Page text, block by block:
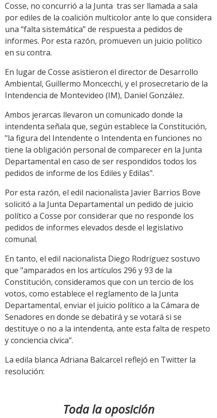
Cosse, no concurrió a la Junta tras ser llamada a sala
por ediles de la coalición multicolor ante lo que considera
una “falta sistemática” de respuesta a pedidos de
informes. Por esta razón, promueven un juicio político
en su contra.
En lugar de Cosse asistieron el director de Desarrollo
Ambiental, Guillermo Moncecchi, y el prosecretario de la
Intendencia de Montevideo (IM), Daniel González.
Ambos jerarcas llevaron un comunicado donde la
intendenta señala que, según establece la Constitución,
"la figura del Intendente o Intendenta en funciones no
tiene la obligación personal de comparecer en la Junta
Departamental en caso de ser respondidos todos los
pedidos de informe de los Ediles y Edilas".
Por esta razón, el edil nacionalista Javier Barrios Bove
solicitó a la Junta Departamental un pedido de juicio
político a Cosse por considerar que no responde los
pedidos de informes elevados desde el legislativo
comunal.
En tanto, el edil nacionalista Diego Rodríguez sostuvo
que "amparados en los artículos 296 y 93 de la
Constitución, consideramos que con un tercio de los
votos, como establece el reglamento de la Junta
Departamental, enviar el juicio político a la Cámara de
Senadores en donde se debatirá y se votará si se
destituye o no a la intendenta, ante esta falta de respeto
y conciencia cívica".
La edila blanca Adriana Balcarcel reflejó en Twitter la
resolución:
Toda la oposición